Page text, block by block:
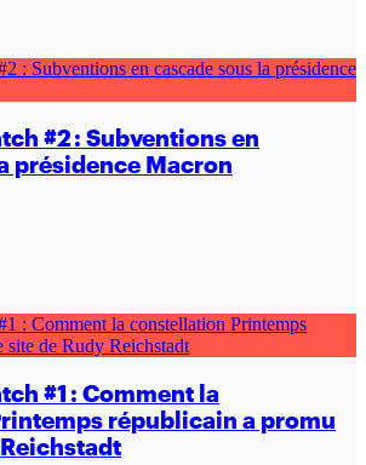
#2 : Subventions en
présidence Macron
#1 : Comment la
républicain a promu